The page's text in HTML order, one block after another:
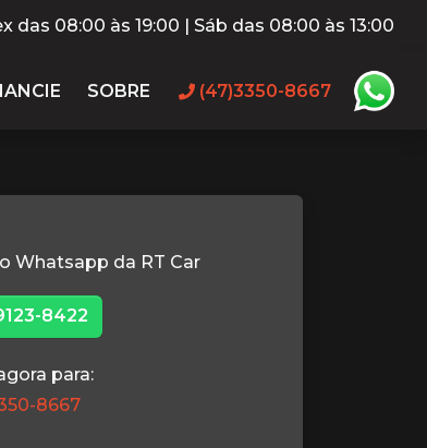
das 08:00 às 19:00 | Sáb das 08:00 às 13:00
SOBRE (47)3350-8667
Whatsapp da RT Car
8422
para:
8667